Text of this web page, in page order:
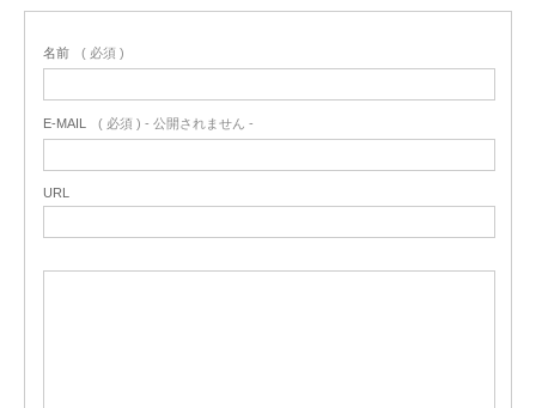
名前 ( 必須 )
E-MAIL ( 必須 ) - 公開されません -
URL